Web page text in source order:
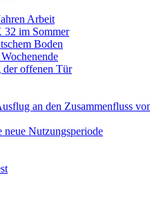
Arbeit
32 im Sommer
Boden
der offenen Tür
an den Zusammenfluss
Nutzungsperiode